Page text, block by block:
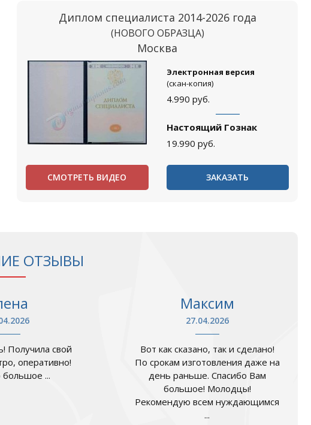
Диплом специалиста 2014-2026 года
(НОВОГО ОБРАЗЦА)
Москва
Электронная версия
(скан-копия)
4.990 руб.
Настоящий Гознак
19.990 руб.
СМОТРЕТЬ ВИДЕО ЗАКАЗАТЬ
ОТЗЫВЫ
Получила свой
оперативно!
большое ...
Максим
27.04.2026
Вот как сказано, так и сделано!
По срокам изготовления даже на
день раньше. Спасибо Вам
большое! Молодцы!
Рекомендую всем нуждающимся
...